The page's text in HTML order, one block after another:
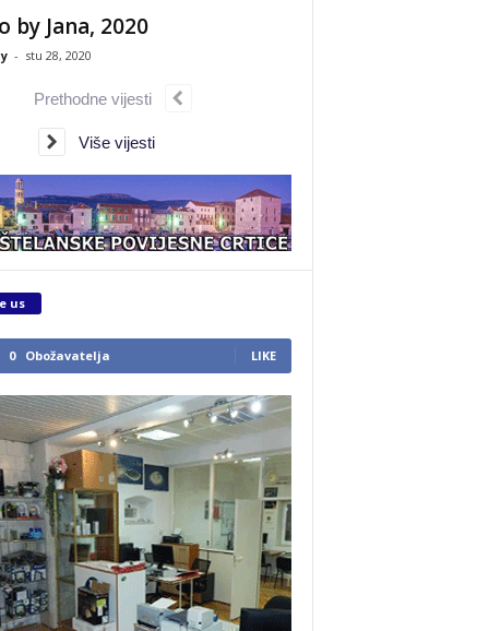
by Jana, 2020
- stu 28, 2020
Prethodne vijesti
Više vijesti
us
0 Obožavatelja LIKE